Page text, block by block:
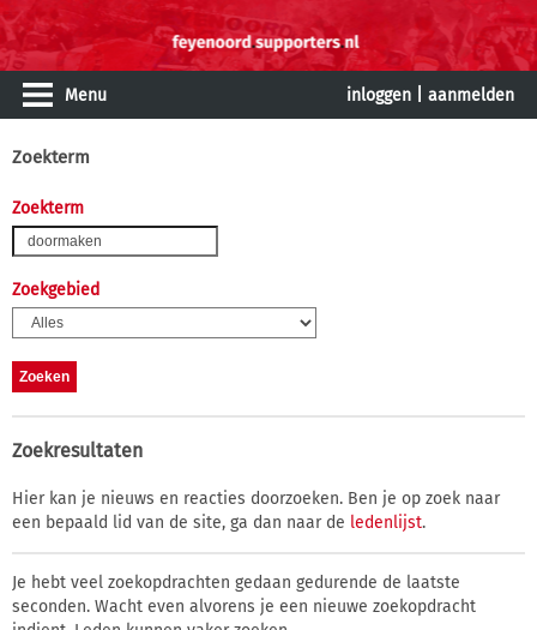
Menu inloggen aanmelden
Zoekterm
Zoekterm
Zoekgebied
Zoekresultaten
Hier kan je nieuws en reacties doorzoeken. Ben je op zoek naar
een bepaald lid van de site, ga dan naar de ledenlijst.
Je hebt veel zoekopdrachten gedaan gedurende de laatste
seconden. Wacht even alvorens je een nieuwe zoekopdracht